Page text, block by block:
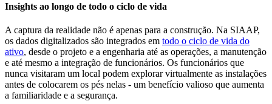
Insights ao longo de todo o ciclo de vida
A captura da realidade não é apenas para a construção. Na SIAAP,
os dados digitalizados são integrados em todo o ciclo de vida do
ativo, desde o projeto e a engenharia até as operações, a manutenção
e até mesmo a integração de funcionários. Os funcionários que
nunca visitaram um local podem explorar virtualmente as instalações
antes de colocarem os pés nelas - um benefício valioso que aumenta
a familiaridade e a segurança.